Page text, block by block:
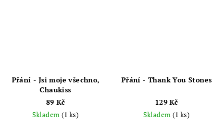
Přání - Jsi moje všechno,
Chaukiss
89 Kč
Skladem (1 ks)
Přání - Thank You Stones
129 Kč
Skladem (1 ks)